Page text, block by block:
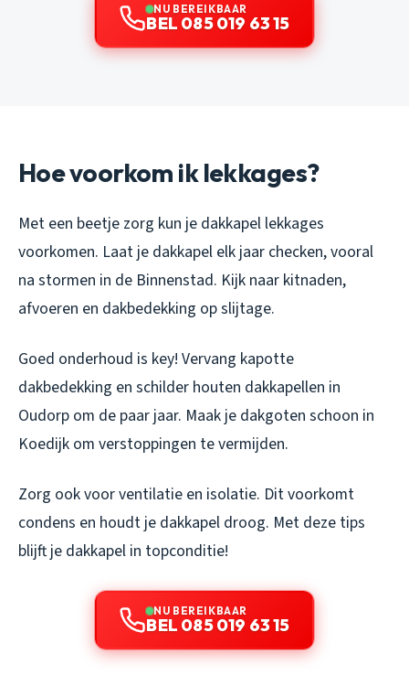
NU BEREIKBAAR
BEL 085 019 63 15
Hoe voorkom ik lekkages?
Met een beetje zorg kun je dakkapel lekkages
voorkomen. Laat je dakkapel elk jaar checken, vooral
na stormen in de Binnenstad. Kijk naar kitnaden,
afvoeren en dakbedekking op slijtage.
Goed onderhoud is key! Vervang kapotte
dakbedekking en schilder houten dakkapellen in
Oudorp om de paar jaar. Maak je dakgoten schoon in
Koedijk om verstoppingen te vermijden.
Zorg ook voor ventilatie en isolatie. Dit voorkomt
condens en houdt je dakkapel droog. Met deze tips
blijft je dakkapel in topconditie!
NU BEREIKBAAR
BEL 085 019 63 15